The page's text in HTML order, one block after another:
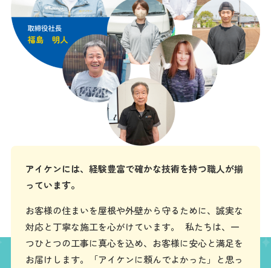
アイケンには、経験豊富で確かな技術を持つ職人が揃
っています。
お客様の住まいを屋根や外壁から守るために、誠実な
対応と丁寧な施工を心がけています。 私たちは、一
つひとつの工事に真心を込め、お客様に安心と満足を
お届けします。「アイケンに頼んでよかった」と思っ